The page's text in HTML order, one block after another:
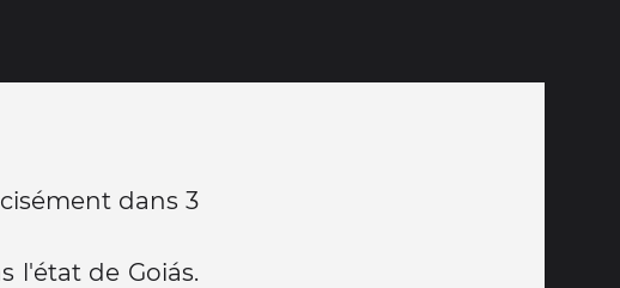
dans 3
l'état de Goiás.